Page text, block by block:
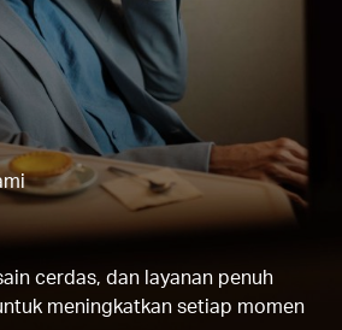
cerdas, dan layanan penuh
meningkatkan setiap momen